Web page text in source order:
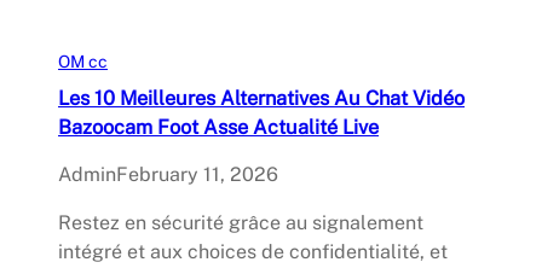
OM cc
Les 10 Meilleures Alternatives Au Chat Vidéo
Bazoocam Foot Asse Actualité Live
AdminFebruary 11, 2026
Restez en sécurité grâce au signalement
intégré et aux choices de confidentialité, et